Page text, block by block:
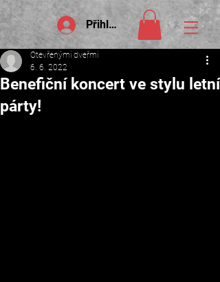
Přihlášení
Benefiční koncert ve stylu letní
párty!
Otevřenými dveřmi
6. 6. 2022